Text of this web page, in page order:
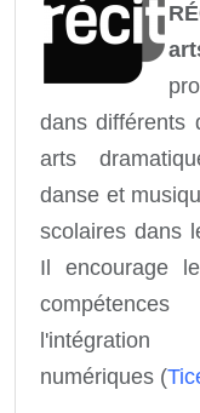
dans différents
arts
danse et
scolaires dans
Il encourage
l'intégration
numériques (